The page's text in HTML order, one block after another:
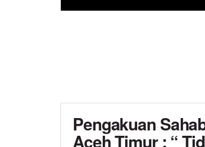
Pengakuan
Aceh Timur : “